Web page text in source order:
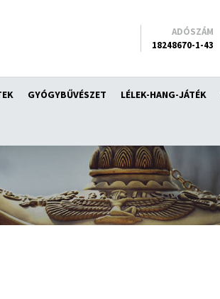
GYÓGYBŰVÉSZET LÉLEK-HANG-JÁTÉK
ADÓSZÁM
18248670-1-43